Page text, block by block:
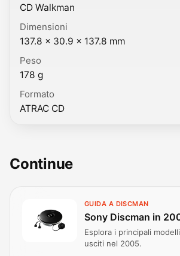
CD Walkman
Dimensioni
137.8 × 30.9 × 137.8 mm
Peso
178 g
Formato
ATRAC CD
Continue
GUIDA A DISCMAN
Sony Discman in
Esplora i principali
usciti nel 2005.